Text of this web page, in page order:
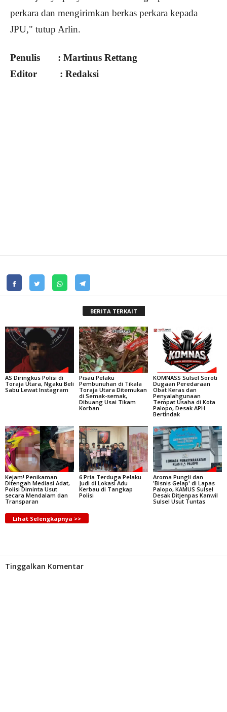
perkara dan mengirimkan berkas perkara kepada
JPU," tutup Arlin.
Penulis : Martinus Rettang
Editor : Redaksi
BERITA TERKAIT
‎AS Diringkus Polisi di
Toraja Utara, Ngaku Beli
Sabu Lewat Instagram
Pisau Pelaku
Pembunuhan di Tikala
Toraja Utara Ditemukan
di Semak-semak,
Dibuang Usai Tikam
Korban
KOMNASS Sulsel Soroti
Dugaan Peredaraan
Obat Keras dan
Penyalahgunaan
Tempat Usaha di Kota
Palopo, Desak APH
Bertindak
Kejam! Penikaman
Ditengah Mediasi Adat,
Polisi Diminta Usut
secara Mendalam dan
Transparan
6 Pria Terduga Pelaku
Judi di Lokasi Adu
Kerbau di Tangkap
Polisi
Aroma Pungli dan
'Bisnis Gelap' di Lapas
Palopo, KAMUS Sulsel
Desak Ditjenpas Kanwil
Sulsel Usut Tuntas
Lihat Selengkapnya >>
Tinggalkan Komentar